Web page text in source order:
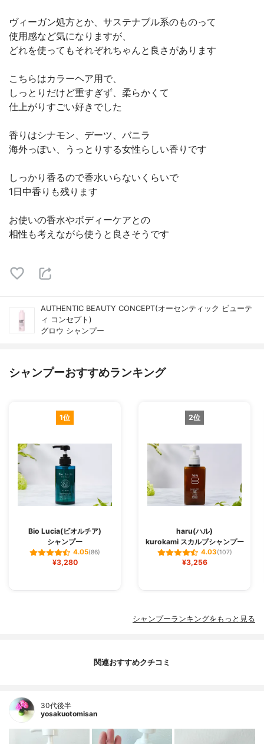
ヴィーガン処方とか、サステナブル系のものって
使用感など気になりますが、
どれを使ってもそれぞれちゃんと良さがあります
こちらはカラーヘア用で、
しっとりだけど重すぎず、柔らかくて
仕上がりすごい好きでした
香りはシナモン、デーツ、バニラ
海外っぽい、うっとりする女性らしい香りです
しっかり香るので香水いらないくらいで
1日中香りも残ります
お使いの香水やボディーケアとの
相性も考えながら使うと良さそうです
AUTHENTIC BEAUTY CONCEPT(オーセンティック ビューテ
ィ コンセプト)
グロウ シャンプー
シャンプーおすすめランキング
1位
Bio Lucia(ビオルチア)
シャンプー
4.05(86)
¥3,280
2位
haru(ハル)
kurokami スカルプシャンプー
4.03(107)
¥3,256
シャンプーランキングをもっと見る
関連おすすめクチコミ
30代後半
yosakuotomisan